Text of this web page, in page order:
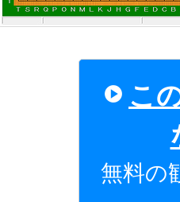
こ
無料の